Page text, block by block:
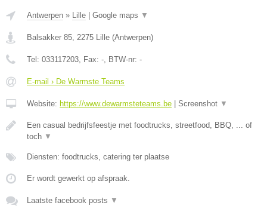
Antwerpen » Lille Google maps ▼
Balsakker 85 2275 Lille (Antwerpen)
Tel: 033117203 , Fax: - , BTW-nr: -
E-mail › De Warmste Teams
Website: https://www.dewarmsteteams.be Screenshot ▼
Een casual bedrijfsfeestje met foodtrucks, streetfood, BBQ, ... of
toch ▼
Diensten: foodtrucks, catering ter plaatse
Er wordt gewerkt op afspraak.
Laatste facebook posts ▼